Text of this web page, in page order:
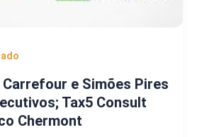
Carrefour e Simões Pires
Tax5 Consult
Chermont